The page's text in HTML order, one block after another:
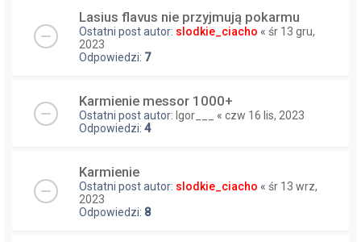
Lasius flavus nie przyjmują pokarmu
Ostatni post autor: slodkie_ciacho « śr 13 gru,
2023
Odpowiedzi: 7
Karmienie messor 1000+
Ostatni post autor: Igor___ « czw 16 lis, 2023
Odpowiedzi: 4
Karmienie
Ostatni post autor: slodkie_ciacho « śr 13 wrz,
2023
Odpowiedzi: 8